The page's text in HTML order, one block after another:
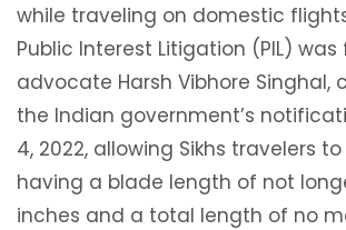
while traveling on domestic
Public Interest Litigation (PIL)
advocate Harsh Vibhore Singhal,
the Indian government’s
4, 2022, allowing Sikhs travelers
having a blade length of not
inches and a total length of no